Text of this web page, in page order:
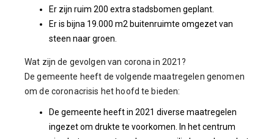
Er zijn ruim 200 extra stadsbomen geplant.
Er is bijna 19.000 m2 buitenruimte omgezet van
steen naar groen.
Wat zijn de gevolgen van corona in 2021?
De gemeente heeft de volgende maatregelen genomen
om de coronacrisis het hoofd te bieden:
De gemeente heeft in 2021 diverse maatregelen
ingezet om drukte te voorkomen. In het centrum